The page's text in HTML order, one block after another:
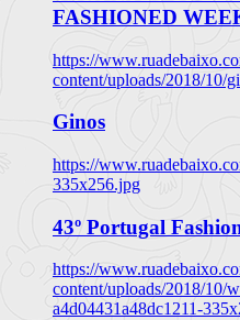
FASHIONED
https://
content/uploads/2018/10/
Ginos
https://
335x256.jpg
43º Portugal
https://
content/uploads/2018/10/
a4d04431a48dc1211-